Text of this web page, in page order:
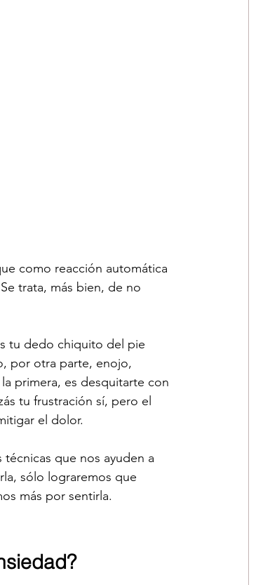
como reacción automática
trata, más bien, de no
tu dedo chiquito del pie
por otra parte, enojo,
primera, es desquitarte con
tu frustración sí, pero el
el dolor.
que nos ayuden a
sólo lograremos que
más por sentirla.